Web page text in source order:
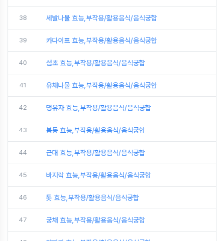
38 세발나물 효능,부작용/활용음식/음식궁합
39 카다이프 효능,부작용/활용음식/음식궁합
40 섬초 효능,부작용/활용음식/음식궁합
41 유채나물 효능,부작용/활용음식/음식궁합
42 댕유자 효능,부작용/활용음식/음식궁합
43 봄동 효능,부작용/활용음식/음식궁합
44 근대 효능,부작용/활용음식/음식궁합
45 바지락 효능,부작용/활용음식/음식궁합
46 톳 효능,부작용/활용음식/음식궁합
47 궁채 효능,부작용/활용음식/음식궁합